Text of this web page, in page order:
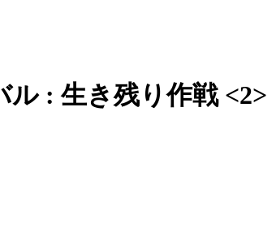
: 生き残り作戦 <2>